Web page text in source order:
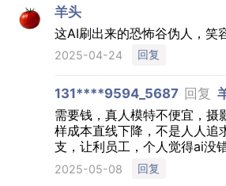
羊头
这AI刷出来的恐怖谷伪人，笑
2025-04-24 回复
131****9594_5687 回复
需要钱，真人模特不便宜，摄
样成本直线下降，不是人人追
支，让利员工，个人觉得ai没
2025-05-08 回复